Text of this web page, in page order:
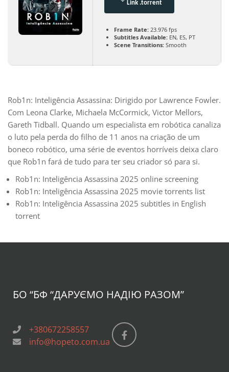
Link .torrent
Frame Rate: 23.976 fps
Subtitles Available: EN, ES, PT
Scene Transitions: Smooth
Rob1n: Inteligência Assassina: Dirigido por Lawrence Fowler.
Com Leona Clarke, Michaela McCormick, Victor Mellors,
Gareth Tidball. Quando um especialista em robótica canaliza
o luto pela perda do filho de 11 anos na criação de um
boneco robótico, uma série de eventos horríveis deixa claro
que Rob1n fará de tudo para ter seu criador só para si.
Rob1n: Inteligência Assassina 2025 online screening
Rob1n: Inteligência Assassina 2025 movie torrents list
Rob1n: Inteligência Assassina 2025 subtitles in English
torrent
БО “БФ “ДАРУЄМО НАДІЮ РАЗОМ”
+380672258557
info@hopeto.com.ua